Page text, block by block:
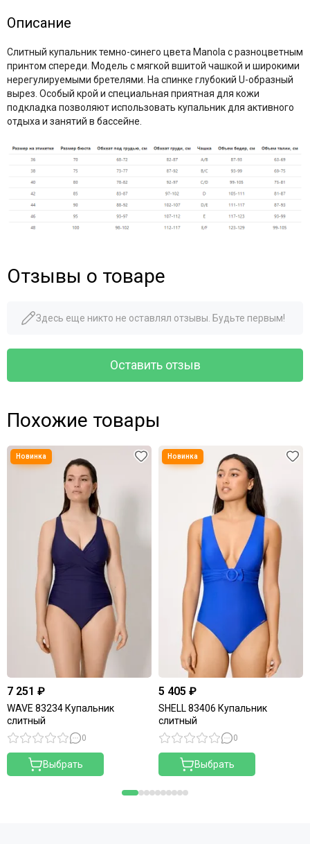
Описание
Слитный купальник темно-синего цвета Manola с разноцветным
принтом спереди. Модель с мягкой вшитой чашкой и широкими
нерегулируемыми бретелями. На спинке глубокий U-образный
вырез. Особый крой и специальная приятная для кожи
подкладка позволяют использовать купальник для активного
отдыха и занятий в бассейне.
Отзывы о товаре
Здесь еще никто не оставлял отзывы. Будьте первым!
Оставить отзыв
Похожие товары
7 251 ₽
WAVE 83234 Купальник
слитный
0
Выбрать
5 405 ₽
SHELL 83406 Купальник
слитный
0
Выбрать